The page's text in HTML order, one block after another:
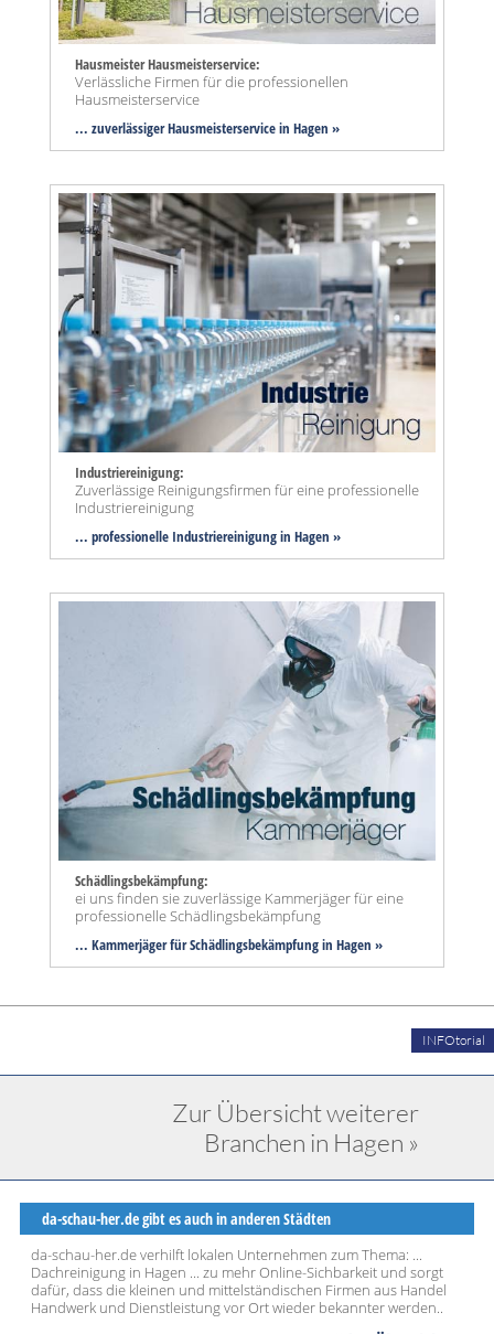
Hausmeister Hausmeisterservice:
Verlässliche Firmen für die professionellen
Hausmeisterservice
... zuverlässiger Hausmeisterservice in Hagen »
Industriereinigung:
Zuverlässige Reinigungsfirmen für eine professionelle
Industriereinigung
... professionelle Industriereinigung in Hagen »
Schädlingsbekämpfung:
ei uns finden sie zuverlässige Kammerjäger für eine
professionelle Schädlingsbekämpfung
... Kammerjäger für Schädlingsbekämpfung in Hagen »
INFOtorial
Zur Übersicht weiterer
Branchen in Hagen »
da-schau-her.de gibt es auch in anderen Städten
da-schau-her.de verhilft lokalen Unternehmen zum Thema: ...
Dachreinigung in Hagen ... zu mehr Online-Sichbarkeit und sorgt
dafür, dass die kleinen und mittelständischen Firmen aus Handel
Handwerk und Dienstleistung vor Ort wieder bekannter werden..